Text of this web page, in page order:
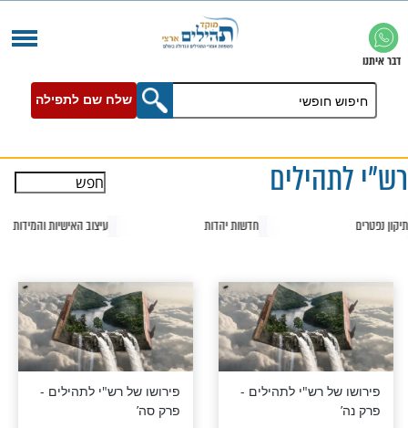
שלח שם לתפילה
עיצוב האישיות והמידות צדיקים